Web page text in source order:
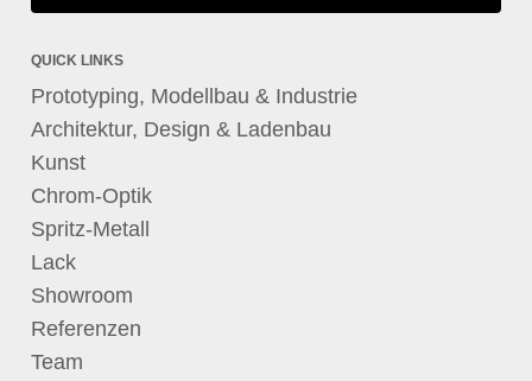
QUICK LINKS
Prototyping, Modellbau & Industrie
Architektur, Design & Ladenbau
Kunst
Chrom-Optik
Spritz-Metall
Lack
Showroom
Referenzen
Team